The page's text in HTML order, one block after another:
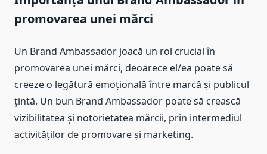
promovarea unei mărci
Un Brand Ambassador joacă un rol crucial în
promovarea unei mărci, deoarece el/ea poate să
creeze o legătură emoțională între marcă și publicul
țintă. Un bun Brand Ambassador poate să crească
vizibilitatea și notorietatea mărcii, prin intermediul
activităților de promovare și marketing.